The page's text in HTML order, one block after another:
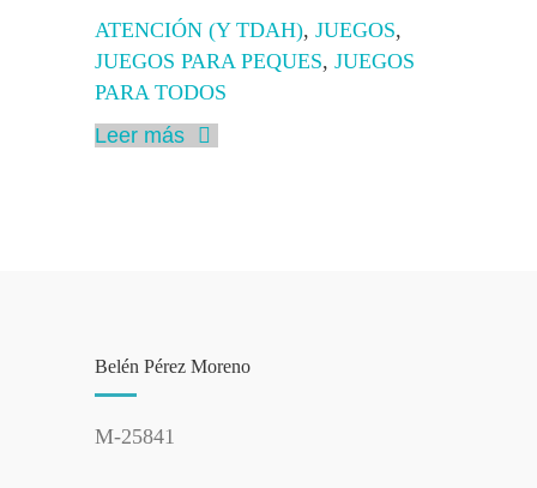
ATENCIÓN (Y TDAH), JUEGOS,
JUEGOS PARA PEQUES, JUEGOS
PARA TODOS
Leer más
Belén Pérez Moreno
M-25841